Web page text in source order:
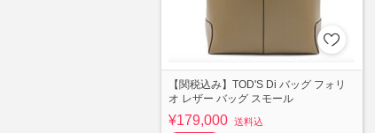
【関税込み】TOD'S Di バッグ フォリ
オ レザー バッグ スモール
¥179,000 送料込